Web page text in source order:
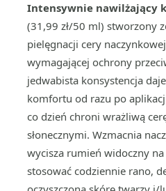
Intensywnie nawilżający
(31,99 zł/50 ml) stworzony
pielęgnacji cery
wymagającej ochrony
jedwabista konsystencja
komfortu od razu po
co dzień chroni wrażliwą
słonecznymi. Wzmacnia
wycisza rumień widoczny
stosować codziennie rano,